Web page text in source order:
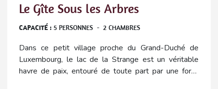
Le Gîte Sous les Arbres
CAPACITÉ : 5 PERSONNES - 2 CHAMBRES
Dans ce petit village proche du Grand-Duché de
Luxembourg, le lac de la Strange est un véritable
havre de paix, entouré de toute part par une forêt